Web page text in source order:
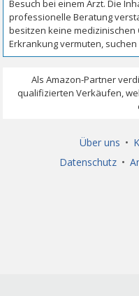
Über uns •
Datenschutz •